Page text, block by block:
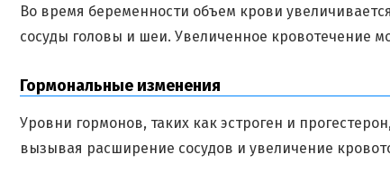
Во время беременности объем крови
сосуды головы и шеи. Увеличенное кровотечение
Гормональные изменения
Уровни гормонов, таких как эстроген и
вызывая расширение сосудов и увеличение